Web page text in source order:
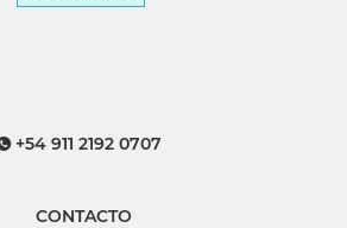
+54 911 2192 0707
CONTACTO